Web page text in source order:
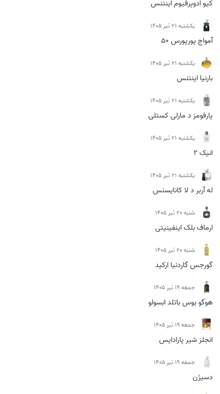
کیو ادوپرفیوم اینتنس
يكشنبه 21 تیر 1405
آمواج پورپورس 50
يكشنبه 21 تیر 1405
بارنیا اینتنس
يكشنبه 21 تیر 1405
پارفومز د مارلی کستلی
يكشنبه 21 تیر 1405
انیک 2
يكشنبه 21 تیر 1405
له آربر د لا کانایسنس
شنبه 20 تیر 1405
ارماف بلک اینفینیتی
شنبه 20 تیر 1405
گورجس گاردنیا ارکید
جمعه 19 تیر 1405
هوگو بوس باتلد ابسولو
جمعه 19 تیر 1405
انجلز شیر پارادایس
جمعه 19 تیر 1405
دسیژن